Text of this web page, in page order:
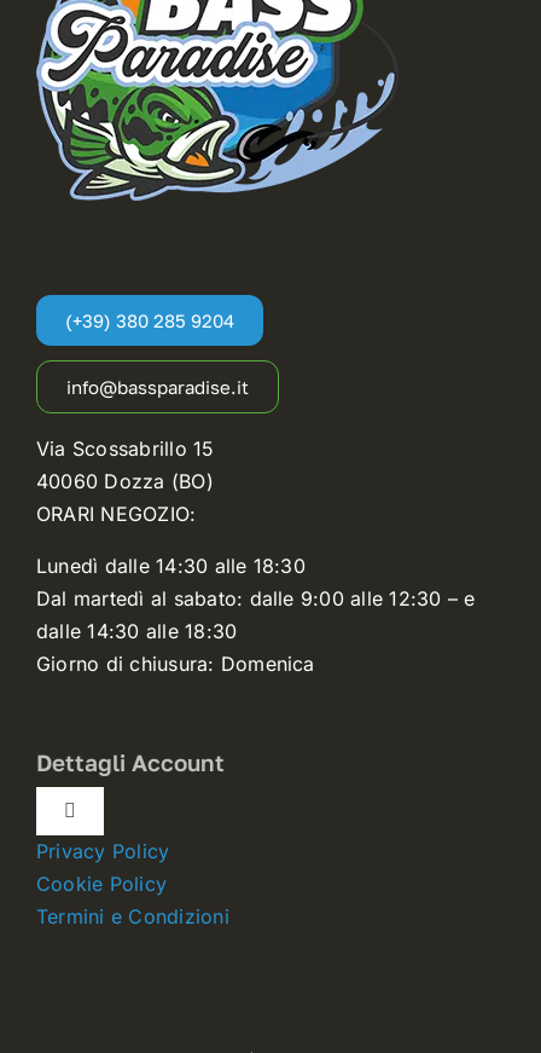
(+39) 380 285 9204
info@bassparadise.it
Via Scossabrillo 15
40060 Dozza (BO)
ORARI NEGOZIO:
Lunedì dalle 14:30 alle 18:30
Dal martedì al sabato: dalle 9:00 alle 12:30 – e
dalle 14:30 alle 18:30
Giorno di chiusura: Domenica
Dettagli Account
Toggle
Navigation
Dettagli account
Privacy Policy
Cookie Policy
Termini e Condizioni